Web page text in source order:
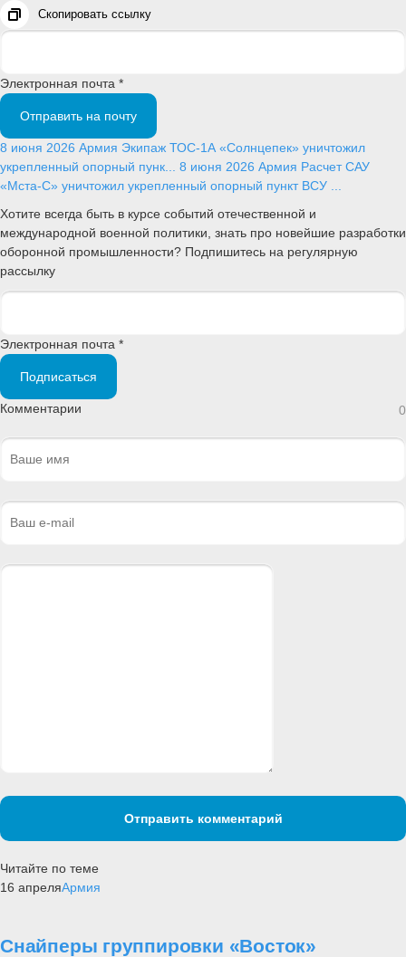
Скопировать ссылку
Электронная почта *
Отправить на почту
8 июня 2026 Армия Экипаж ТОС-1А «Солнцепек» уничтожил
укрепленный опорный пунк... 8 июня 2026 Армия Расчет САУ
«Мста-С» уничтожил укрепленный опорный пункт ВСУ ...
Хотите всегда быть в курсе событий отечественной и
международной военной политики, знать про новейшие разработки
оборонной промышленности? Подпишитесь на регулярную
рассылку
Электронная почта *
Подписаться
Комментарии 0
Отправить комментарий
Читайте по теме
16 апреляАрмия
Снайперы группировки «Восток»